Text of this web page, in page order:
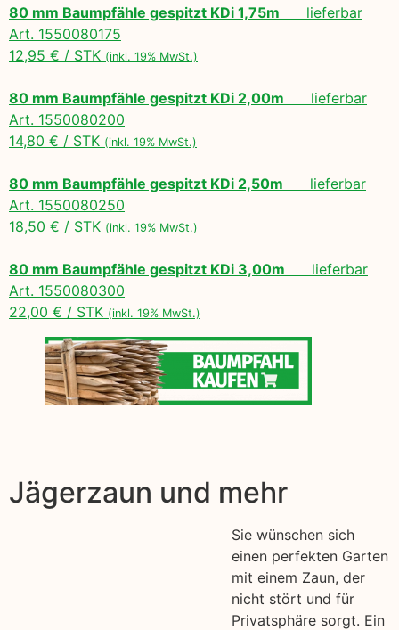
80 mm Baumpfähle gespitzt KDi 1,75m lieferbar
Art. 1550080175
12,95 € / STK (inkl. 19% MwSt.)
80 mm Baumpfähle gespitzt KDi 2,00m lieferbar
Art. 1550080200
14,80 € / STK (inkl. 19% MwSt.)
80 mm Baumpfähle gespitzt KDi 2,50m lieferbar
Art. 1550080250
18,50 € / STK (inkl. 19% MwSt.)
80 mm Baumpfähle gespitzt KDi 3,00m lieferbar
Art. 1550080300
22,00 € / STK (inkl. 19% MwSt.)
Jägerzaun und mehr
Sie wünschen sich
einen perfekten Garten
mit einem Zaun, der
nicht stört und für
Privatsphäre sorgt. Ein